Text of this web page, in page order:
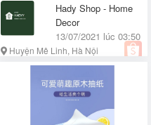
Hady Shop - Home
Decor
13/07/2021 lúc 03:50
Huyện Mê Linh, Hà Nội